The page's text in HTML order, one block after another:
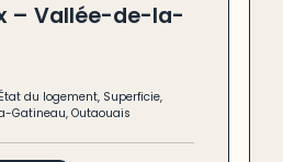
– Vallée-de-la-
État du logement, Superficie,
Gatineau, Outaouais